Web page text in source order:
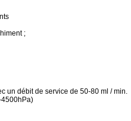
;
un débit de service de 50-80 ml / min.
4500hPa)